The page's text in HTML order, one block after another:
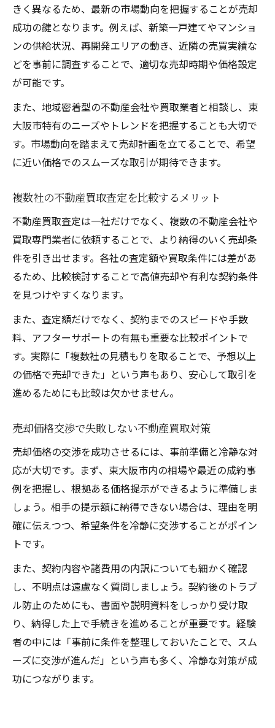
きく異なるため、最新の市場動向を把握することが売却
成功の鍵となります。例えば、新築一戸建てやマンショ
ンの供給状況、再開発エリアの動き、近隣の売買実績な
どを事前に調査することで、適切な売却時期や価格設定
が可能です。
また、地域密着型の不動産会社や買取業者と相談し、東
大阪市特有のニーズやトレンドを把握することも大切で
す。市場動向を踏まえて売却計画を立てることで、希望
に近い価格でのスムーズな取引が期待できます。
複数社の不動産買取査定を比較するメリット
不動産買取査定は一社だけでなく、複数の不動産会社や
買取専門業者に依頼することで、より納得のいく売却条
件を引き出せます。各社の査定額や買取条件には差があ
るため、比較検討することで高値売却や有利な契約条件
を見つけやすくなります。
また、査定額だけでなく、契約までのスピードや手数
料、アフターサポートの有無も重要な比較ポイントで
す。実際に「複数社の見積もりを取ることで、予想以上
の価格で売却できた」という声もあり、安心して取引を
進めるためにも比較は欠かせません。
売却価格交渉で失敗しない不動産買取対策
売却価格の交渉を成功させるには、事前準備と冷静な対
応が大切です。まず、東大阪市内の相場や最近の成約事
例を把握し、根拠ある価格提示ができるように準備しま
しょう。相手の提示額に納得できない場合は、理由を明
確に伝えつつ、希望条件を冷静に交渉することがポイン
トです。
また、契約内容や諸費用の内訳についても細かく確認
し、不明点は遠慮なく質問しましょう。契約後のトラブ
ル防止のためにも、書面や説明資料をしっかり受け取
り、納得した上で手続きを進めることが重要です。経験
者の中には「事前に条件を整理しておいたことで、スム
ーズに交渉が進んだ」という声も多く、冷静な対策が成
功につながります。